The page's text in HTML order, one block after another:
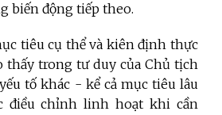
biến động tiếp theo.
tiêu cụ thể và kiên định thực
thấy trong tư duy của Chủ tịch
tố khác - kể cả mục tiêu lâu
điều chỉnh linh hoạt khi cần